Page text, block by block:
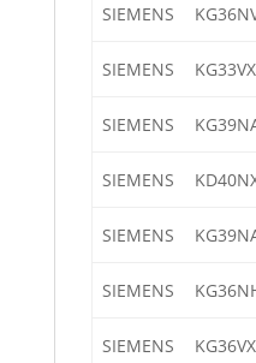
SIEMENS
SIEMENS
SIEMENS
SIEMENS
SIEMENS
SIEMENS
SIEMENS